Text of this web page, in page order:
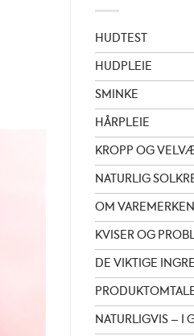
HUDTEST
HUDPLEIE
SMINKE
HÅRPLEIE
KROPP OG
NATURLIG
OM
KVISER OG
DE VIKTIGE
NATURLIGVIS – I